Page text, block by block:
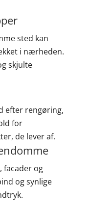
sted kan
i nærheden.
skjulte
efter rengøring,
for
de lever af.
facader og
og synlige